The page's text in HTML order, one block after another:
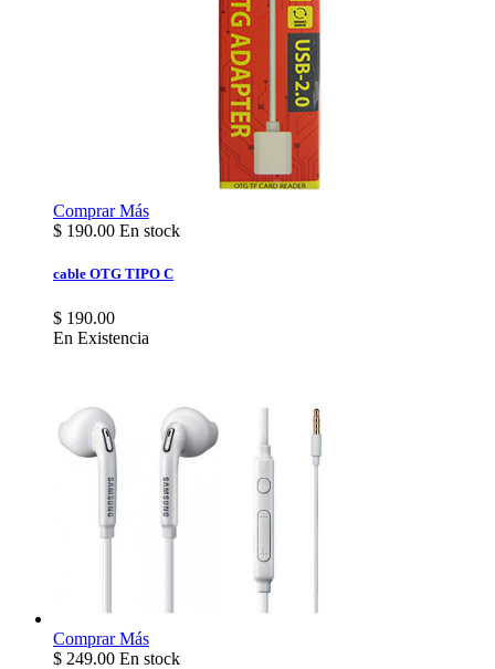
ComprarMás
$ 190.00 En stock
cable OTG TIPO C
$ 190.00
En Existencia
ComprarMás
$ 249.00 En stock